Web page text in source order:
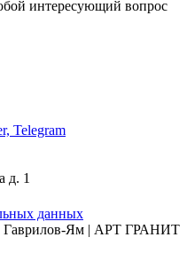
интересующий вопрос
Telegram
д. 1
данных
Гаврилов-Ям | АРТ ГРАНИТ